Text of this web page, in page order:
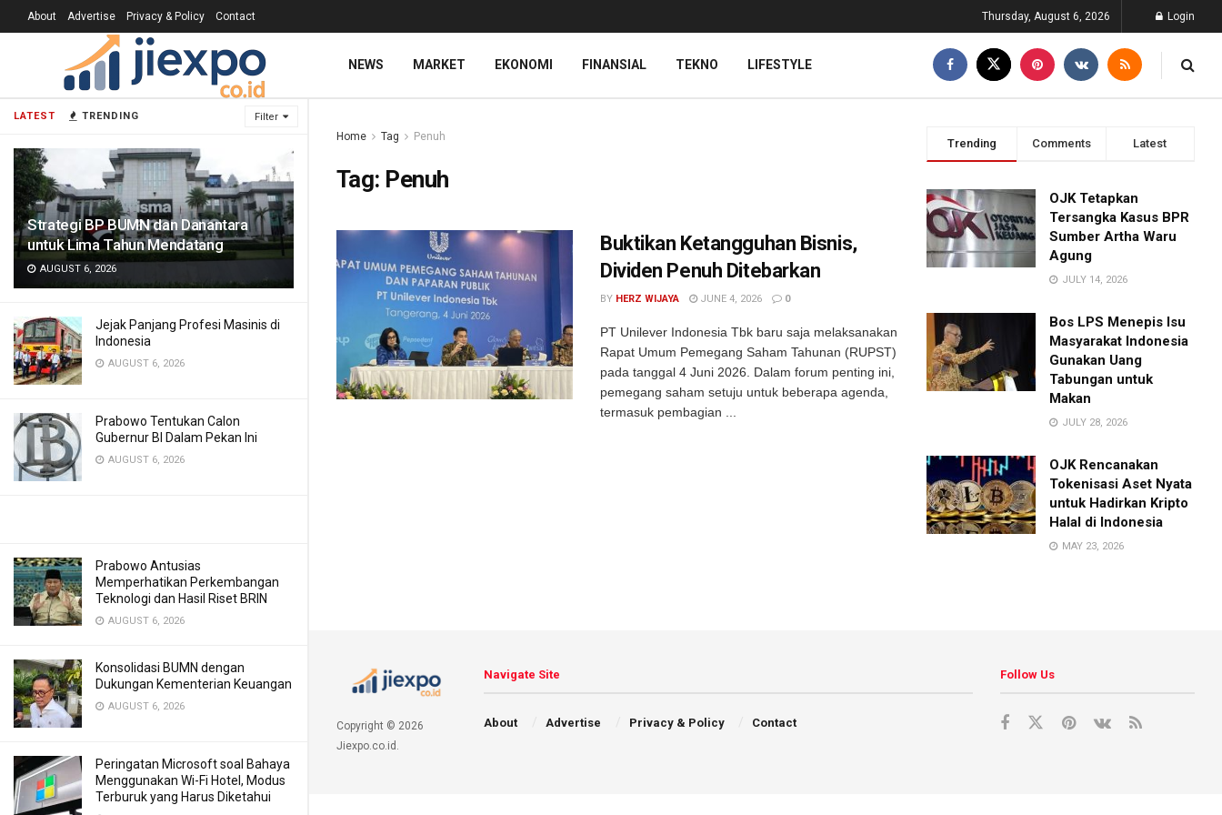
LATEST TRENDING Filter
Strategi BP BUMN dan Danantara
untuk Lima Tahun Mendatang
AUGUST 6, 2026
Jejak Panjang Profesi Masinis di
Indonesia
AUGUST 6, 2026
Prabowo Tentukan Calon
Gubernur BI Dalam Pekan Ini
AUGUST 6, 2026
Prabowo Antusias
Memperhatikan Perkembangan
Teknologi dan Hasil Riset BRIN
AUGUST 6, 2026
Konsolidasi BUMN dengan
Dukungan Kementerian Keuangan
AUGUST 6, 2026
Peringatan Microsoft soal Bahaya
Menggunakan Wi-Fi Hotel, Modus
Terburuk yang Harus Diketahui
About Advertise Privacy & Policy Contact Thursday, August 6, 2026 Login
NEWS MARKET EKONOMI FINANSIAL TEKNO LIFESTYLE
Home Tag Penuh
Tag: Penuh
Buktikan Ketangguhan Bisnis,
Dividen Penuh Ditebarkan
BY HERZ WIJAYA JUNE 4, 2026 0
PT Unilever Indonesia Tbk baru saja melaksanakan
Rapat Umum Pemegang Saham Tahunan (RUPST)
pada tanggal 4 Juni 2026. Dalam forum penting ini,
pemegang saham setuju untuk beberapa agenda,
termasuk pembagian ...
Trending Comments Latest
OJK Tetapkan
Tersangka Kasus BPR
Sumber Artha Waru
Agung
JULY 14, 2026
Bos LPS Menepis Isu
Masyarakat Indonesia
Gunakan Uang
Tabungan untuk
Makan
JULY 28, 2026
OJK Rencanakan
Tokenisasi Aset Nyata
untuk Hadirkan Kripto
Halal di Indonesia
MAY 23, 2026
Copyright © 2026
Jiexpo.co.id.
Navigate Site
About Advertise Privacy & Policy Contact
Follow Us